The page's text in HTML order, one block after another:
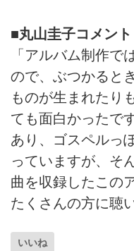
■丸山圭子コメント
「アルバム制作で
ので、ぶつかると
ものが生まれたり
ても面白かったで
あり、ゴスペルっ
っていますが、そ
曲を収録したこの
たくさんの方に聴
いいね